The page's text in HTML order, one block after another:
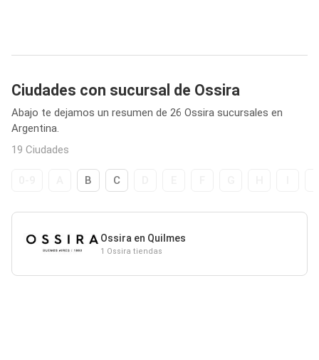
Ciudades con sucursal de Ossira
Abajo te dejamos un resumen de 26 Ossira sucursales en
Argentina.
19 Ciudades
B C
Ossira en Quilmes
1 Ossira tiendas